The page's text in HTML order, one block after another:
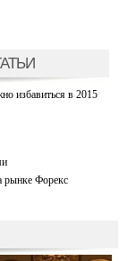
избавиться в 2015
рынке Форекс